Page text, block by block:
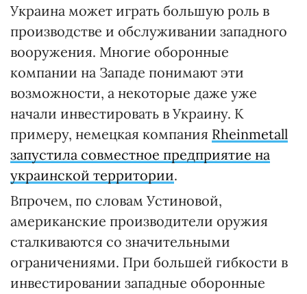
Украина может играть большую роль в
производстве и обслуживании западного
вооружения. Многие оборонные
компании на Западе понимают эти
возможности, а некоторые даже уже
начали инвестировать в Украину. К
примеру, немецкая компания Rheinmetall
запустила совместное предприятие на
украинской территории.
Впрочем, по словам Устиновой,
американские производители оружия
сталкиваются со значительными
ограничениями. При большей гибкости в
инвестировании западные оборонные